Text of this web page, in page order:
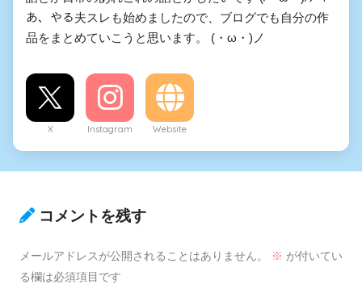
あ、やる夫スレも始めましたので、ブログでも自分の作
品をまとめていこうと思います。 (・ω・)ノ
X Instagram Website
コメントを残す
メールアドレスが公開されることはありません。 ※ が付いてい
る欄は必須項目です